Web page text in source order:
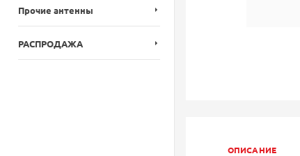
Прочие антенны
РАСПРОДАЖА
ОПИСАНИЕ